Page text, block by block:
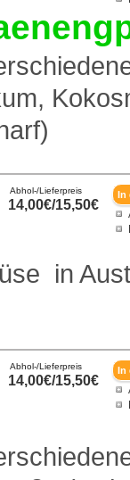
Abhol-/Lieferpreis
14,00€/15,50€
in
Abhol-/Lieferpreis
14,00€/15,50€